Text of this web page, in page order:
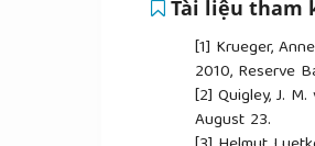
Tài liệu tham
[1] Krueger,
2010, Reserve
[2] Quigley, J.
August 23.